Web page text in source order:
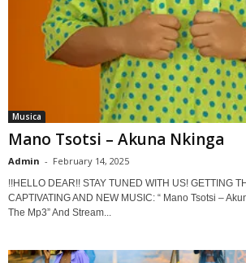
Musica
Mano Tsotsi – Akuna Nkinga
Admin - February 14, 2025
!!HELLO DEAR!! STAY TUNED WITH US! GETTING
CAPTIVATING AND NEW MUSIC: “ Mano Tsotsi –
The Mp3” And Stream...